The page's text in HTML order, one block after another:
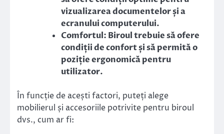
vizualizarea documentelor și a
ecranului computerului.
Comfortul: Biroul trebuie să ofere
condiții de confort și să permită o
poziție ergonomică pentru
utilizator.
În funcție de acești factori, puteți alege
mobilierul și accesoriile potrivite pentru biroul
dvs., cum ar fi: